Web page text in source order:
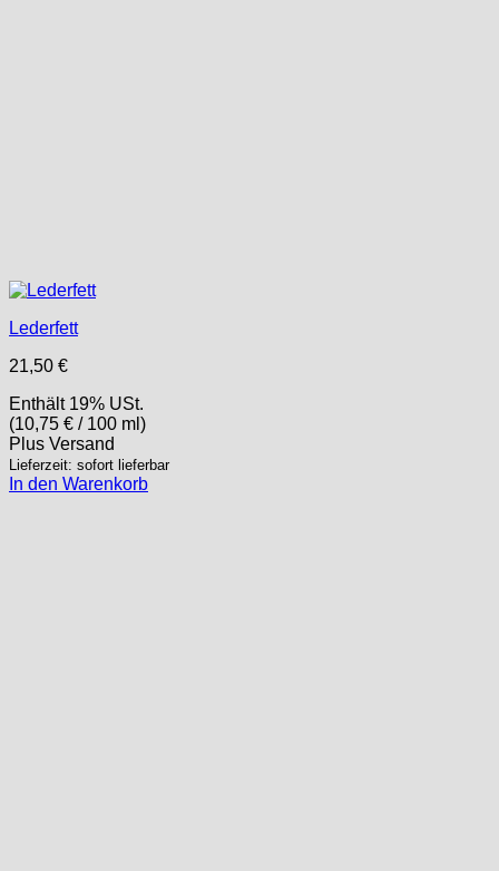
Lederfett
21,50 €
Enthält 19% USt.
(10,75 € / 100 ml)
Plus Versand
Lieferzeit: sofort lieferbar
In den Warenkorb